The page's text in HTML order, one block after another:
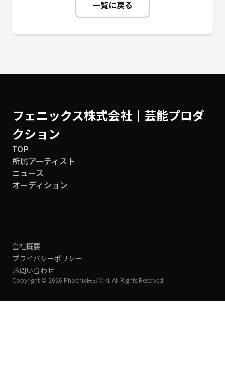
一覧に戻る
フェニックス株式会社│芸能プロダ
クション
TOP
所属アーティスト
ニュース
オーディション
会社概要
プライバシーポリシー
お問い合わせ
Copyright © 2026 Phoenix株式会社 All Rights Reserved.